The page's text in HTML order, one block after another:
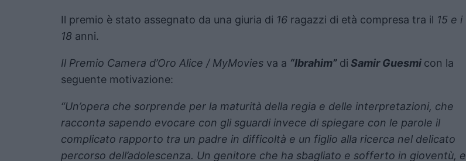
Il premio è stato assegnato da una giuria di 16 ragazzi di età compresa tra il 15 e i
18 anni.
Il Premio Camera d’Oro Alice / MyMovies va a “Ibrahim” di Samir Guesmi con la
seguente motivazione:
“Un’opera che sorprende per la maturità della regia e delle interpretazioni, che
racconta sapendo evocare con gli sguardi invece di spiegare con le parole il
complicato rapporto tra un padre in difficoltà e un figlio alla ricerca nel delicato
percorso dell’adolescenza. Un genitore che ha sbagliato e sofferto in gioventù, e